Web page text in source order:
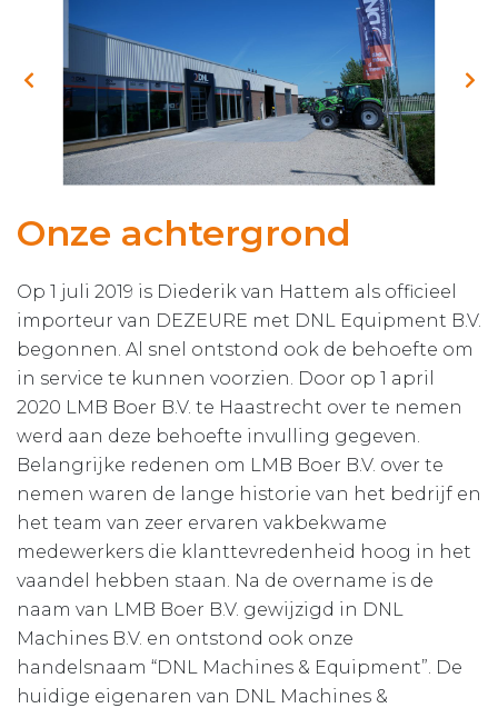
Onze achtergrond
Op 1 juli 2019 is Diederik van Hattem als officieel
importeur van DEZEURE met DNL Equipment B.V.
begonnen. Al snel ontstond ook de behoefte om
in service te kunnen voorzien. Door op 1 april
2020 LMB Boer B.V. te Haastrecht over te nemen
werd aan deze behoefte invulling gegeven.
Belangrijke redenen om LMB Boer B.V. over te
nemen waren de lange historie van het bedrijf en
het team van zeer ervaren vakbekwame
medewerkers die klanttevredenheid hoog in het
vaandel hebben staan. Na de overname is de
naam van LMB Boer B.V. gewijzigd in DNL
Machines B.V. en ontstond ook onze
handelsnaam “DNL Machines & Equipment”. De
huidige eigenaren van DNL Machines &